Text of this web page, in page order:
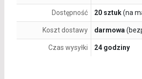
Dostępność 20 sztuk(na
Koszt dostawy darmowa
Czas wysyłki 24 godziny